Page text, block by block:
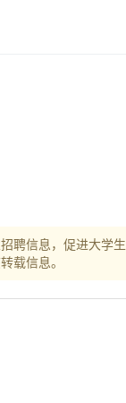
聘信息，促进大学生
载信息。